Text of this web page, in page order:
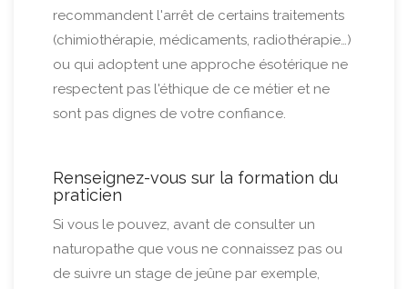
recommandent l'arrêt de certains traitements
(chimiothérapie, médicaments, radiothérapie…)
ou qui adoptent une approche ésotérique ne
respectent pas l'éthique de ce métier et ne
sont pas dignes de votre confiance.
Renseignez-vous sur la formation du
praticien
Si vous le pouvez, avant de consulter un
naturopathe que vous ne connaissez pas ou
de suivre un stage de jeûne par exemple,